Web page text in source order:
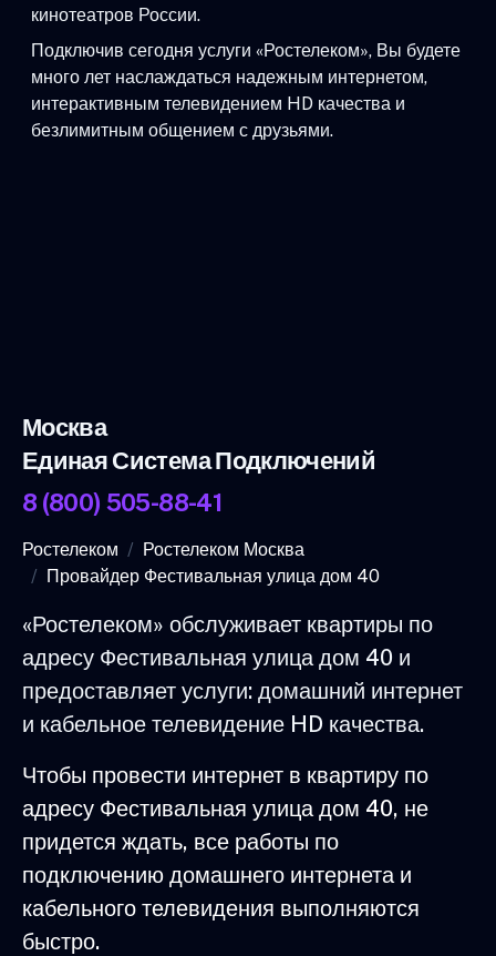
кинотеатров России.
Подключив сегодня услуги «Ростелеком», Вы будете
много лет наслаждаться надежным интернетом,
интерактивным телевидением HD качества и
безлимитным общением с друзьями.
Москва
Единая Система Подключений
8 (800) 505-88-41
Ростелеком
Ростелеком Москва
Провайдер Фестивальная улица дом 40
«Ростелеком» обслуживает квартиры по
адресу Фестивальная улица дом 40 и
предоставляет услуги: домашний интернет
и кабельное телевидение HD качества.
Чтобы провести интернет в квартиру по
адресу Фестивальная улица дом 40, не
придется ждать, все работы по
подключению домашнего интернета и
кабельного телевидения выполняются
быстро.